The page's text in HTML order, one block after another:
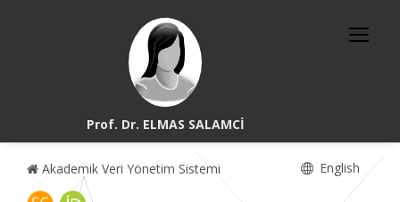
Prof. Dr. ELMAS SALAMCİ
Akademik Veri Yönetim Sistemi English